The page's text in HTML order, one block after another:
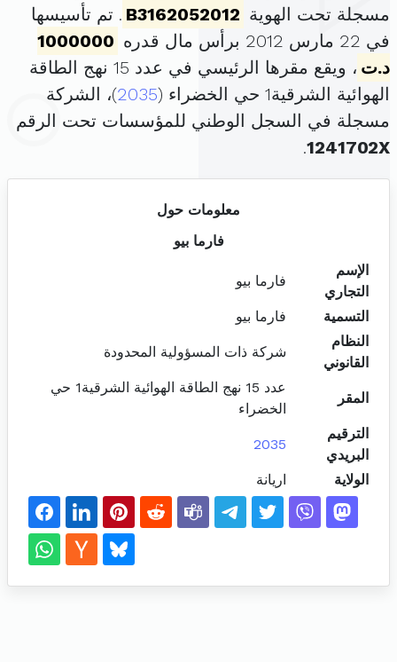
مسجلة تحت الهوية B3162052012 . تم تأسيسها
في 22 مارس 2012 برأس مال قدره
1000000
د.ت
، ويقع مقرها الرئيسي في عدد 15 نهج الطاقة
الهوائية الشرقية1 حي الخضراء (
2035)، الشركة
مسجلة في السجل الوطني للمؤسسات تحت الرقم
1241702X
.
معلومات حول
فارما بيو
الإسم
التجاري
فارما بيو
التسمية
فارما بيو
النظام
القانوني
شركة ذات المسؤولية المحدودة
المقر
عدد 15 نهج الطاقة الهوائية الشرقية1 حي
الخضراء
الترقيم
البريدي
2035
الولاية اريانة